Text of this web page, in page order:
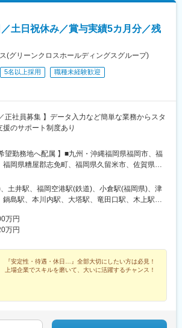
電話当番をしており安心して休日をお過ごし頂け
ると買い替えがあまりない為、お客様と長いお
す。お困りごとを解決し感謝されることが日常
きなやりがいに繋がります。
行からスタートし製品の仕組みやメンテナンス技
て
となる場合がございます。なお、資格取得にかか
担となりますのでご安心ください。
社の定める業務
アとして、当社の大型高温高圧バルブを通じ、
メンテナンス工事を安全・円滑に進める管理業務
日本のインフラを守る社会貢献性の高い仕事で
各種記録・報告書の作成
打ち合わせ・調整業務
作業を行うことはありません
イフラインを支える責任ある仕事
後、発電所が無事稼働した瞬間の達成感
され続ける、安定性の高い仕事です
）
もあり、計画的に技能習得できる体制です！
員の同行で現場を学習
のサポートを受けながら業務を担当
力
の大型バルブを手掛ける、国内有数メーカー
求められる分野で、長年にわたり高評価
土日祝休み／賞与実績5カ月分／残
(グリーンクロスホールディングスグループ)
5名以上採用
職種未経験歓迎
正社員募集 】データ入力など簡単な業務からスタ
援のサポート制度あり
望勤務地へ配属 】■九州・沖縄福岡県福岡市、福
福岡県糟屋郡志免町、福岡県久留米市、佐賀県佐
栖市、長崎県西彼杵郡長与町、長崎県佐世保市、
熊本県球磨郡あさぎり町、大分県大分市、宮崎県
鹿児島市、鹿児島県鹿屋市、沖縄県浦添市、沖
広島県福山市、岡山県岡山市、鳥取県鳥取市、鳥
根県松江市 ■四国愛媛県松山市、香川県高松市、
岡市、静岡県浜松市、岐阜県羽島市 ■関西大阪府
堺市、兵庫県神戸市、兵庫県姫路市、奈良県奈良
市 ■関東東京都中央区、埼玉県川口市、埼玉県久
たま市、神奈川県横浜市、神奈川県相模原市、
北宮城県仙台市、宮城県登米市、宮城県石巻
土井駅、福岡空港駅(鉄道)、小倉駅(福岡県)、津
鍋島駅、本川内駅、大塔駅、竜田口駅、木上駅、
岩国駅、幡生駅、梅林駅(広島県)、福山駅、東
ージアム駅、鳥取駅、高松町駅、朝日ケ丘駅、
古庄駅、天竜川駅、南宿駅、鶴橋駅、鳳駅、医療
賀保駅、帯解駅、竹田駅(京都府)、東日本橋駅、鷲
館駅、鳩ケ谷駅、大倉山駅(神奈川県)、南橋本駅、
駅、陸前豊里駅、蛇田駅、北山形駅、郡山富田
千種駅、桃谷駅、計算科学センター駅、伏見駅
万円
万円
『安定性・待遇・休日…』全部大切にしたい方は必見！
上場企業でスキルを磨いて、大いに活躍するチャンス！